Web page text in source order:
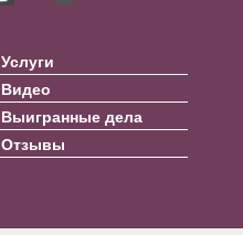
Услуги
Видео
Выигранные дела
Отзывы